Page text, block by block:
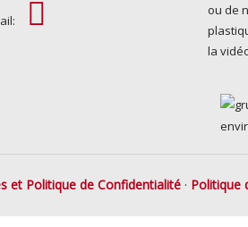
ou de
la
et Politique de Confidentialité · Politique